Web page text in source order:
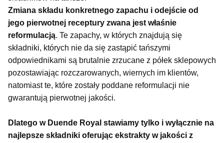
Zmiana składu konkretnego zapachu i odejście od
jego pierwotnej receptury zwana jest właśnie
reformulacją. Te zapachy, w których znajdują się
składniki, których nie da się zastąpić tańszymi
odpowiednikami są brutalnie zrzucane z półek sklepowych
pozostawiając rozczarowanych, wiernych im klientów,
natomiast te, które zostały poddane reformulacji nie
gwarantują pierwotnej jakości.
Dlatego w Duende Royal stawiamy tylko i wyłącznie na
najlepsze składniki oferując ekstrakty w jakości z